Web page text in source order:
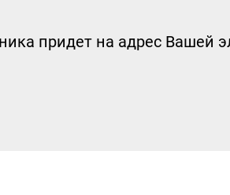
придет на адрес Вашей